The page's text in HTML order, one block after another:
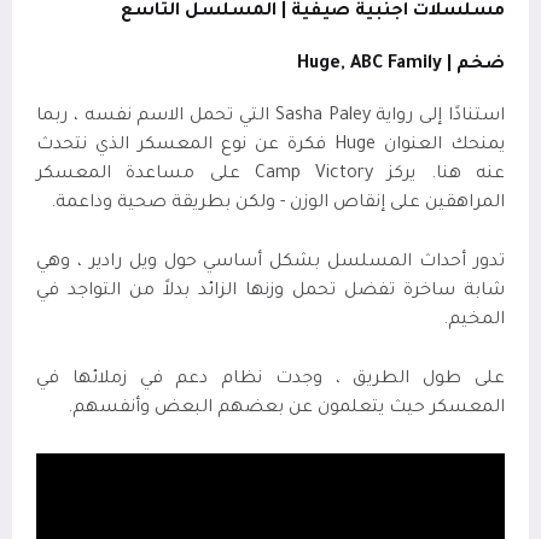
مسلسلات اجنبية صيفية | المسلسل التاسع
ضخم | Huge, ABC Family
استنادًا إلى رواية Sasha Paley التي تحمل الاسم نفسه ، ربما
يمنحك العنوان Huge فكرة عن نوع المعسكر الذي نتحدث
عنه هنا. يركزCamp Victory على مساعدة المعسكر
المراهقين على إنقاص الوزن - ولكن بطريقة صحية وداعمة.
تدور أحداث المسلسل بشكل أساسي حول ويل رادير ، وهي
شابة ساخرة تفضل تحمل وزنها الزائد بدلاً من التواجد في
المخيم.
على طول الطريق ، وجدت نظام دعم في زملائها في
المعسكر حيث يتعلمون عن بعضهم البعض وأنفسهم.